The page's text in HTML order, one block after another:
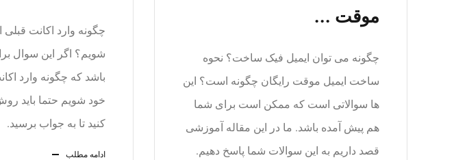
موقت ...
چگونه می توان ایمیل فیک ساخت؟ نحوه
ساخت ایمیل موقت رایگان چگونه است؟ این
ها سوالاتی است که ممکن است برای شما
هم پیش آمده باشد. ما در این مقاله آموزشی
قصد داریم به این سوالات شما پاسخ دهیم.
چگونه وارد اکانت قبلی
شویم؟ اگر این سوال
باشد که چگونه وارد
خود شویم حتما باید
کنید تا به جواب برسید.
ادامه مطلب